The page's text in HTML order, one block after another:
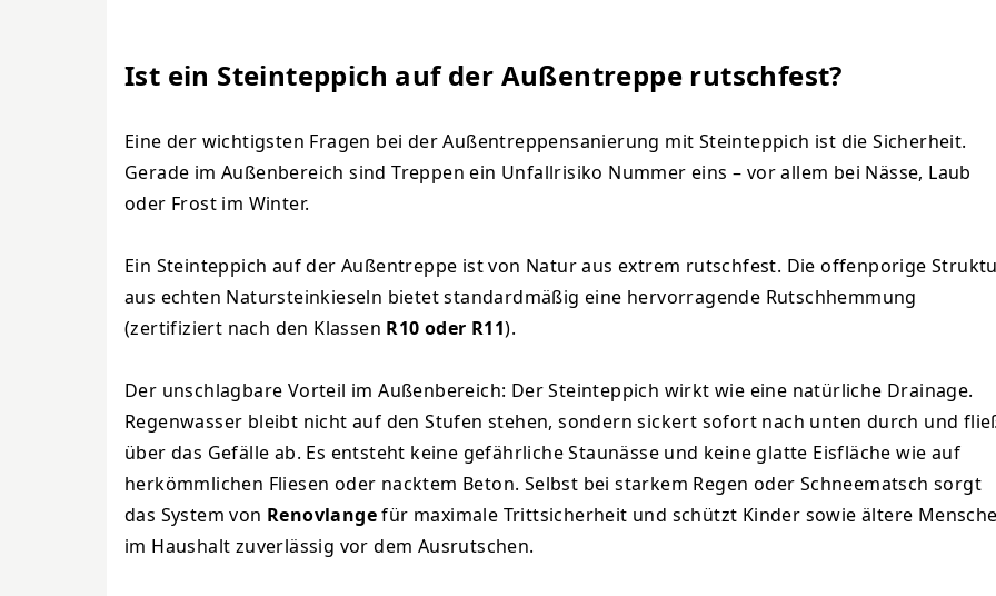
Ist ein Steinteppich auf der Außentreppe rutschfest?
Eine der wichtigsten Fragen bei der Außentreppensanierung mit Steinteppich ist die Sicherheit.
Gerade im Außenbereich sind Treppen ein Unfallrisiko Nummer eins – vor allem bei Nässe, Laub
oder Frost im Winter.
Ein Steinteppich auf der Außentreppe ist von Natur aus extrem rutschfest. Die offenporige
aus echten Natursteinkieseln bietet standardmäßig eine hervorragende Rutschhemmung
(zertifiziert nach den Klassen R10 oder R11).
Der unschlagbare Vorteil im Außenbereich: Der Steinteppich wirkt wie eine natürliche Drainage.
Regenwasser bleibt nicht auf den Stufen stehen, sondern sickert sofort nach unten durch und
über das Gefälle ab. Es entsteht keine gefährliche Staunässe und keine glatte Eisfläche wie auf
herkömmlichen Fliesen oder nacktem Beton. Selbst bei starkem Regen oder Schneematsch sorgt
das System von Renovlangefür maximale Trittsicherheit und schützt Kinder sowie ältere
im Haushalt zuverlässig vor dem Ausrutschen.